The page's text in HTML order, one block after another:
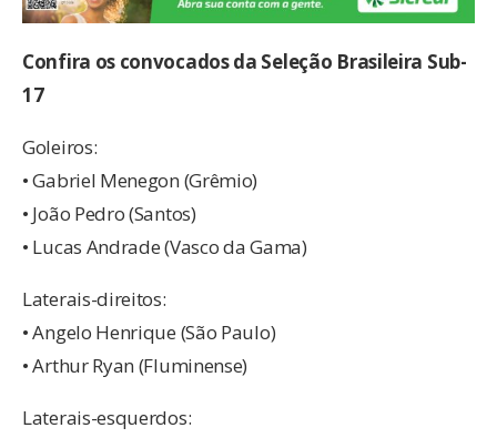
Confira os convocados da Seleção Brasileira Sub-
17
Goleiros:
• Gabriel Menegon (Grêmio)
• João Pedro (Santos)
• Lucas Andrade (Vasco da Gama)
Laterais-direitos:
• Angelo Henrique (São Paulo)
• Arthur Ryan (Fluminense)
Laterais-esquerdos: